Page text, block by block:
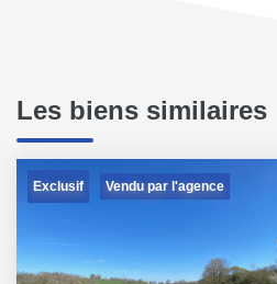
Les biens similaires
Exclusif Vendu par l'agence